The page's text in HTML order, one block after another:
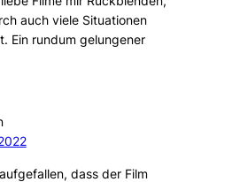
auch viele Situationen
Ein rundum gelungener
dass der Film